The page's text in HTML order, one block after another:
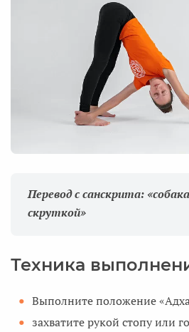
Перевод с санскрита:
скруткой»
Техника
Выполните положение
захватите рукой стопу или